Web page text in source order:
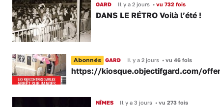
GARD Il y a 2 jours •vu 732 fois
DANS LE RÉTRO Voilà l’été !
Abonnés GARD Il y a 2 jours • vu 46 fois
https://kiosque.objectifgard.com/
NÎMES Il y a 3 jours •vu 273 fois